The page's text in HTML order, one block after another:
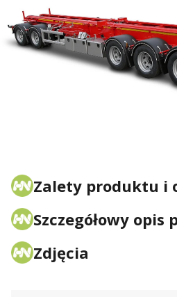
Zalety produktu i
Szczegółowy opis
Zdjęcia